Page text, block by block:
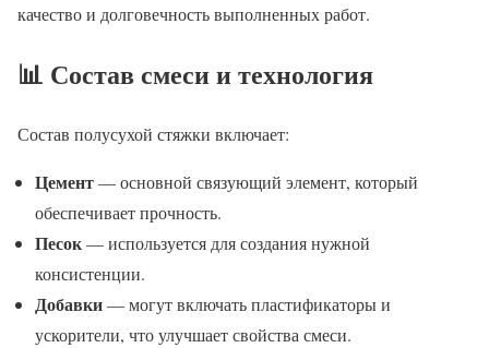
качество и долговечность выполненных работ.
📊 Состав смеси и технология
Состав полусухой стяжки включает:
Цемент— основной связующий элемент, который
обеспечивает прочность.
Песок— используется для создания нужной
консистенции.
Добавки— могут включать пластификаторы и
ускорители, что улучшает свойства смеси.